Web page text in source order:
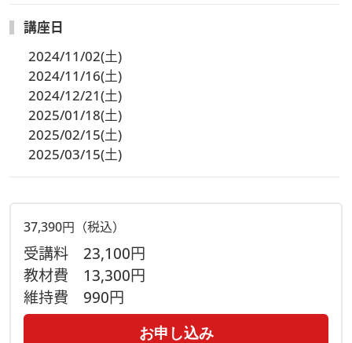
講座日
2024/11/02(土)
2024/11/16(土)
2024/12/21(土)
2025/01/18(土)
2025/02/15(土)
2025/03/15(土)
37,390円（税込）
受講料 23,100円
教材費 13,300円
維持費 990円
お申し込み